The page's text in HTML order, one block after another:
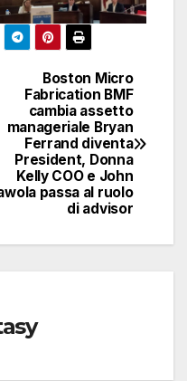
Boston Micro
Fabrication BMF
cambia assetto
manageriale Bryan
Ferrand diventa
President, Donna
Kelly COO e John
passa al ruolo
di advisor